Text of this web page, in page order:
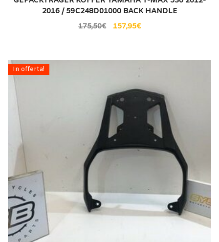
2016 / 59C248D01000 BACK HANDLE
175,50€ 157,95€
In offerta!